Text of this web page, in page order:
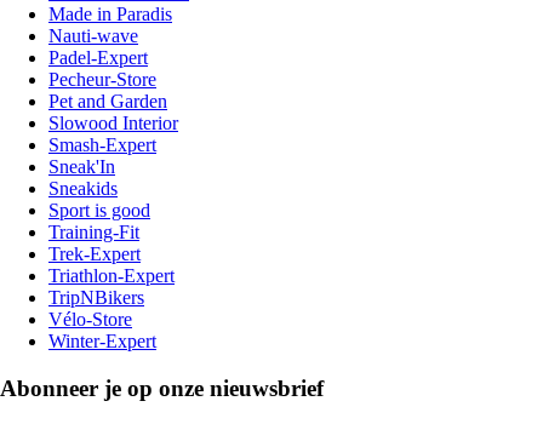
Made in Paradis
Nauti-wave
Padel-Expert
Pecheur-Store
Pet and Garden
Slowood Interior
Smash-Expert
Sneak'In
Sneakids
Sport is good
Training-Fit
Trek-Expert
Triathlon-Expert
TripNBikers
Vélo-Store
Winter-Expert
Abonneer je op onze nieuwsbrief